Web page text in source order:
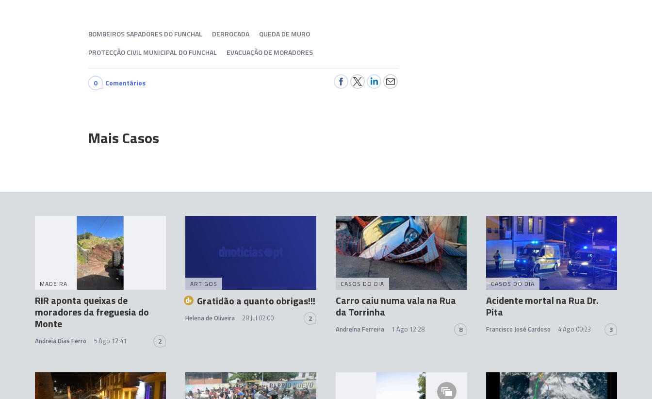
BOMBEIROS SAPADORES DO FUNCHAL DERROCADA
QUEDA DE MURO
PROTECÇÃO CIVIL MUNICIPAL DO FUNCHAL
EVACUAÇÃO DE MORADORES
0 Comentários
Mais Casos
MADEIRA
RIR aponta queixas de
moradores da freguesia do
Monte
Andreia Dias Ferro 5 Ago 12:41 2
ARTIGOS
Gratidão a quanto obrigas!!!
Helena de Oliveira 28 Jul 02:00 2
CASOS DO DIA
Carro caiu numa vala na Rua
da Torrinha
Andreína Ferreira 1 Ago 12:28 8
CASOS DO DIA
Acidente mortal na Rua Dr.
Pita
Francisco José Cardoso 4 Ago 00:23 3